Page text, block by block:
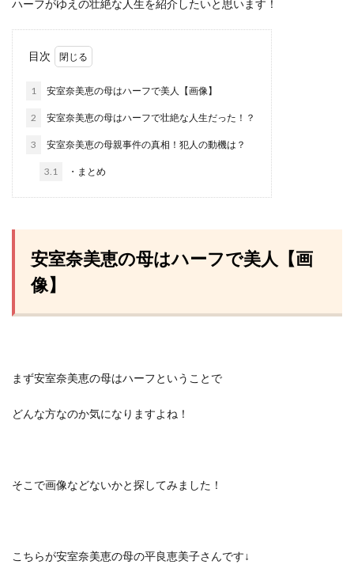
ハーフがゆえの壮絶な人生を紹介したいと思います！
目次
1 安室奈美恵の母はハーフで美人【画像】
2 安室奈美恵の母はハーフで壮絶な人生だった！？
3 安室奈美恵の母親事件の真相！犯人の動機は？
3.1 ・まとめ
安室奈美恵の母はハーフで美人【画
像】
まず安室奈美恵の母はハーフということで
どんな方なのか気になりますよね！
そこで画像などないかと探してみました！
こちらが安室奈美恵の母の平良恵美子さんです↓